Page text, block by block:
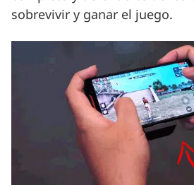
sobrevivir y ganar el juego.